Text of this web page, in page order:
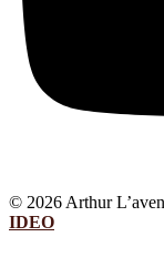
© 2026 Arthur
IDEO